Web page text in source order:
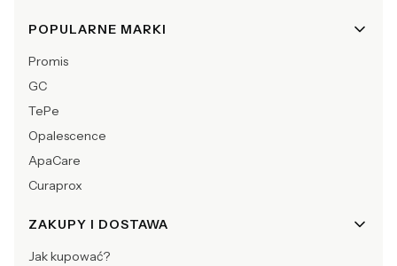
POPULARNE MARKI
Promis
GC
TePe
Opalescence
ApaCare
Curaprox
ZAKUPY I DOSTAWA
Jak kupować?